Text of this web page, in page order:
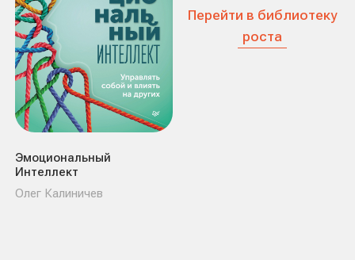
Telegram
info@skillcode.pro
+7 (926) 128 53 48
Книги по саморазвитию
Фильмы по саморазвитию
Порядок предоставления услуг и
платежная информация